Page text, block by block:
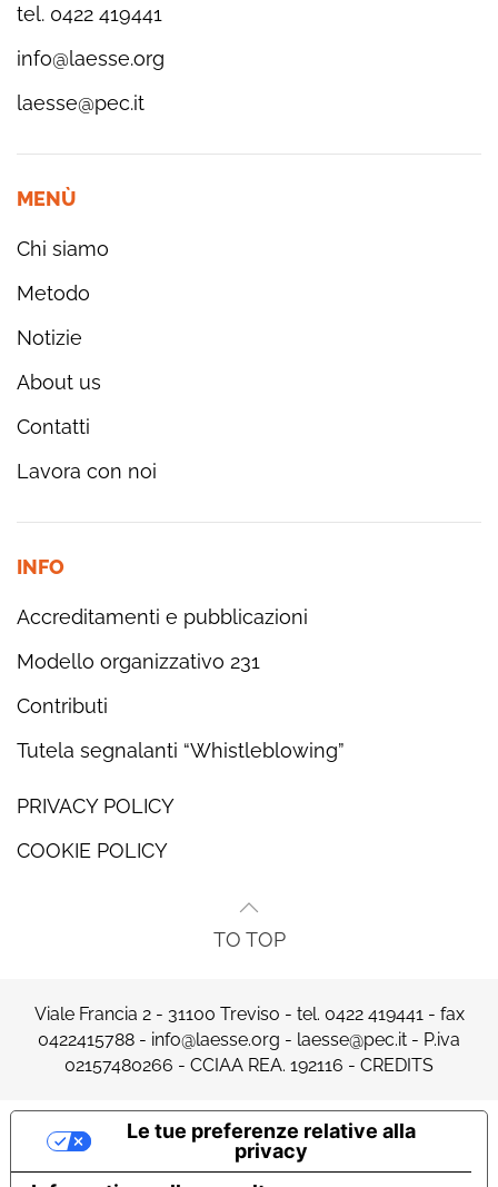
tel. 0422 419441
info@laesse.org
laesse@pec.it
MENÙ
Chi siamo
Metodo
Notizie
About us
Contatti
Lavora con noi
INFO
Accreditamenti e pubblicazioni
Modello organizzativo 231
Contributi
Tutela segnalanti “Whistleblowing”
PRIVACY POLICY
COOKIE POLICY
TO TOP
Viale Francia 2 - 31100 Treviso - tel. 0422 419441 - fax
0422415788 - info@laesse.org - laesse@pec.it - P.iva
02157480266 - CCIAA REA. 192116 - CREDITS
Le tue preferenze relative alla
privacy